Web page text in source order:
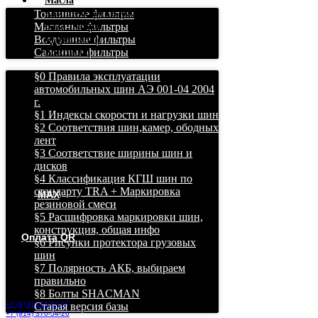
MAX
Грузовые и легковые шины в Хабаровске дешево,
бесплатная доставка!
Оплата QR
Хабаровск, ул. Ухтомского
22, оф. 4, 2й этаж.ЖД Вокзал.
+7 (914) 414-83-11
+7 (914) 370-54-26
Комплексное снабжение
База знаний
О компании
Контакты
Топливные фильтры
Масляные фильтры
Воздушные фильтры
Салонные фильтры
§0 Правила эксплуатации
автомобильных шин АЭ 001-04 2004
г.
§1 Индексы скорости и нагрузки шин
§2 Соответствия шин,камер, ободных
лент
§3 Соответствие ширины шин и
дисков
§4 Классификация КГШ шин по
стандарту TRA + Маркировка
резиновой смеси
§5 Расшифровка маркировки шин,
конструкция, общая инфо
§6 Рисунки протектора грузовых
шин
§7 Полярность АКБ, выбираем
правильно
§8 Болты SHACMAN
Старая версия базы